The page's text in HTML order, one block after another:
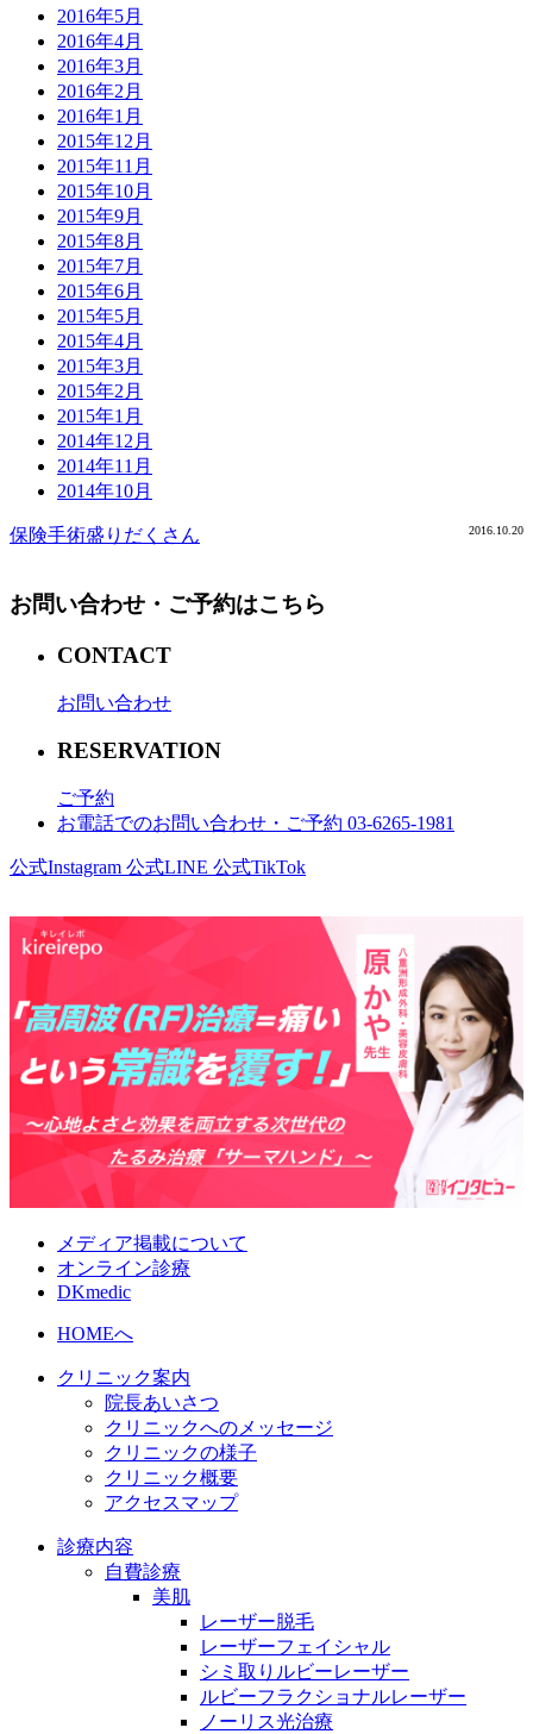
2016年5月
2016年4月
2016年3月
2016年2月
2016年1月
2015年12月
2015年11月
2015年10月
2015年9月
2015年8月
2015年7月
2015年6月
2015年5月
2015年4月
2015年3月
2015年2月
2015年1月
2014年12月
2014年11月
2014年10月
保険手術盛りだくさん 2016.10.20
お問い合わせ・ご予約はこちら
CONTACT
お問い合わせ
RESERVATION
ご予約
お電話でのお問い合わせ・ご予約 03-6265-1981
公式Instagram 公式LINE 公式TikTok
メディア掲載について
オンライン診療
DKmedic
HOMEへ
クリニック案内
院長あいさつ
クリニックへのメッセージ
クリニックの様子
クリニック概要
アクセスマップ
診療内容
自費診療
美肌
レーザー脱毛
レーザーフェイシャル
シミ取りルビーレーザー
ルビーフラクショナルレーザー
ノーリス光治療